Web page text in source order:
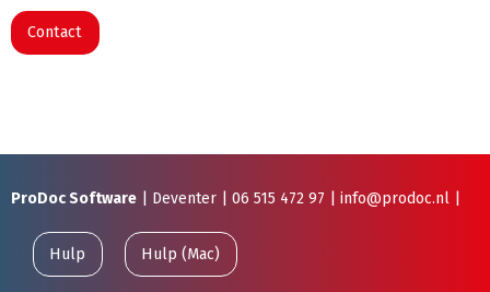
Contact
ProDoc Software | Deventer | 06 515 472 97 info@prodoc.nl
Hulp Hulp (Mac)